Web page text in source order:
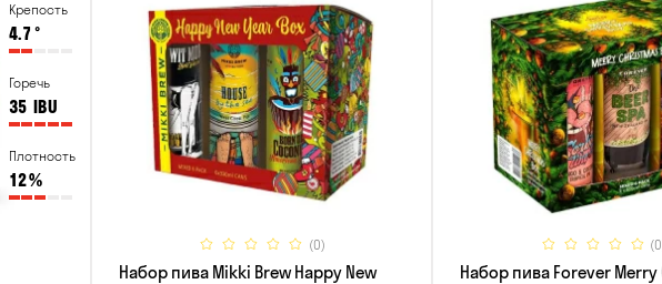
Крепость
4.7°
Горечь
35 IBU
Плотность
12%
(0)
Набор пива Mikki Brew Happy New
Набор пива Forever